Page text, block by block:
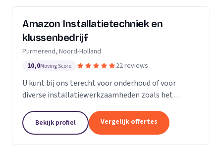
Amazon Installatietechniek en
klussenbedrijf
Purmerend, Noord-Holland
10,0Moving Score 22 reviews
U kunt bij ons terecht voor onderhoud of voor
diverse installatiewerkzaamheden zoals het
vloerverwarming, radiatoren, convectoren,
leidingwerk, geisers,...
Bekijk profiel Vergelijk offertes